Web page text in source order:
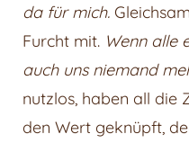
da für mich.
Furcht mit. Wenn alle
auch uns niemand
nutzlos, haben all die
den Wert geknüpft,